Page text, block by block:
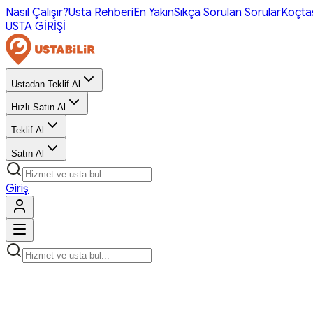
Nasıl Çalışır?Usta RehberiEn YakınSıkça Sorulan Sorular
USTA GİRİŞİ
Ustadan Teklif Al
Hızlı Satın Al
Teklif Al
Satın Al
Giriş